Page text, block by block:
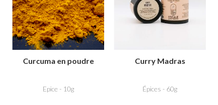
Curcuma en poudre
Epice - 10g
Curry Madras
Épices - 60g